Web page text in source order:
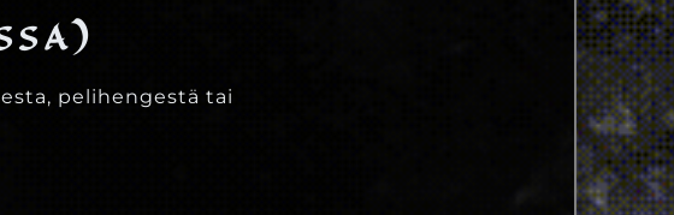
pelihengestä tai